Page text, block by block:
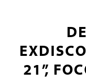
21”,